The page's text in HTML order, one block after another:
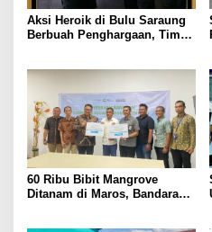
Aksi Heroik di Bulu Saraung
Berbuah Penghargaan, Tim
60 Ribu Bibit Mangrove
Ditanam di Maros, Bandara